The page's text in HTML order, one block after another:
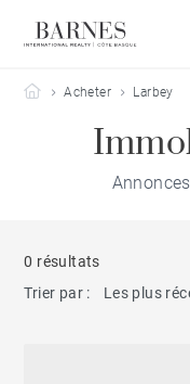
Barnes Côte Basque
Acheter Larbey
0 résultats
Trier par :
Les plus